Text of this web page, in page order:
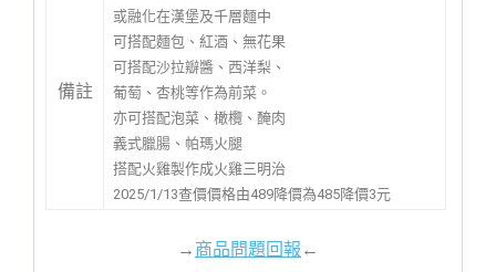
備註
或融化在漢堡及千層麵中
可搭配麵包、紅酒、無花果
可搭配沙拉瓣醬、西洋梨、
葡萄、杏桃等作為前菜。
亦可搭配泡菜、橄欖、醃肉
義式臘腸、帕瑪火腿
搭配火雞製作成火雞三明治
2025/1/13查價價格由489降價為485降價3元
→商品問題回報←